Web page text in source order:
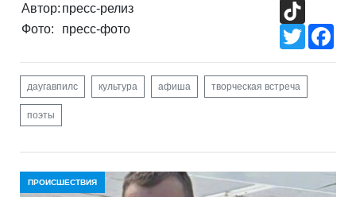
Автор: пресс-релиз
Фото:
пресс-фото
Twitter
даугавпилс культура афиша творческая встреча
поэты
ПРОИСШЕСТВИЯ